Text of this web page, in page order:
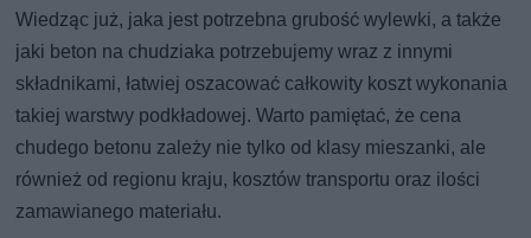
Wiedząc już, jaka jest potrzebna grubość wylewki, a także
jaki beton na chudziaka potrzebujemy wraz z innymi
składnikami, łatwiej oszacować całkowity koszt wykonania
takiej warstwy podkładowej. Warto pamiętać, że cena
chudego betonu zależy nie tylko od klasy mieszanki, ale
również od regionu kraju, kosztów transportu oraz ilości
zamawianego materiału.